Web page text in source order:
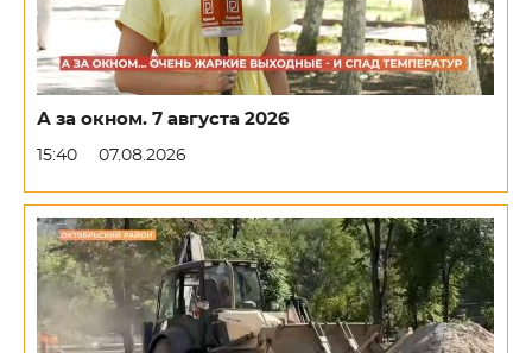
А за окном. 7 августа 2026
15:40 07.08.2026